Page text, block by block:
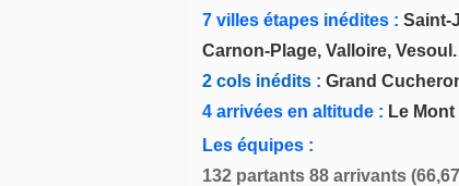
7 villes étapes inédites : Saint-
Carnon-Plage, Valloire, Vesoul.
2 cols inédits : Grand
4 arrivées en altitude : Le
Les équipes :
132 partants 88 arrivants